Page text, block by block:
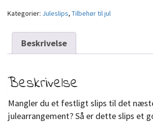
Kategorier: Juleslips, Tilbehør til jul
Beskrivelse
Beskrivelse
Mangler du et festligt slips til det
julearrangement? Så er dette slips et